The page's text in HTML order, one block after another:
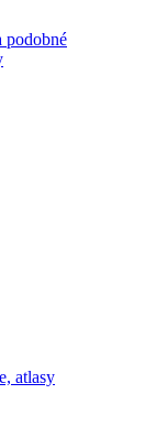
podobné
atlasy